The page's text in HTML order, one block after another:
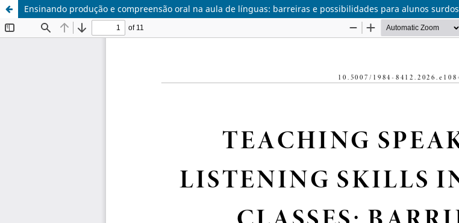
Ensinando produção e compreensão oral na aula de línguas: barreiras e possibilidades para alunos surdos